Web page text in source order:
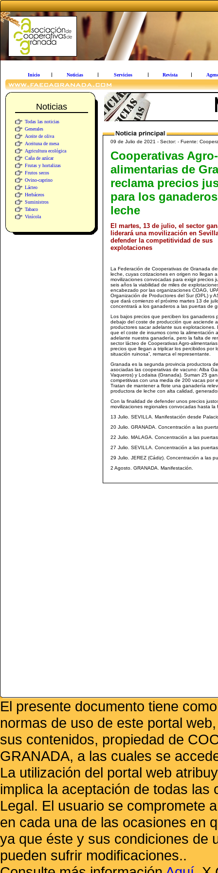
Inicio Noticias Servicios Revista
Noticias
Todas las noticias
Generales
Aceite de oliva
Aceituna de mesa
Agricultura ecológica
Caña de azúcar
Frutas y hortalizas
Frutos secos
Ovino-caprino
Lácteo
Herbáceos
Suministros
Tabaco
Vinícola
09 de Julio de 2021 - Sector: - Fuente:
Cooperativas Agro-
alimentarias de
reclama precios
para los
leche
El martes, 13 de julio, el sector
liderará una movilización en
defender la competitividad de sus
explotaciones
La Federación de Cooperativas de Granada
leche, cuyas cotizaciones en origen no llegan
movilizaciones convocadas para exigir precios
seis años la viabilidad de miles de
encabezado por las organizaciones COAG,
Organización de Productores del Sur (OPL) y
que dará comienzo el próximo martes 13 de
concentrará a los ganaderos a las puertas de
Los bajos precios que perciben los ganaderos
debajo del coste de producción que asciende
productores sacar adelante sus
que el coste de insumos como la alimentación
adelante nuestra ganadería, pero la falta de
sector lácteo de Cooperativas Agro-
precios que llegan a triplicar los percibidos por
situación ruinosa”, remarca el representante.
Granada es la segunda provincia productora
asociadas las cooperativas de vacuno: Alba
Vaqueros) y Lodaisa (Granada). Suman 25
competitivas con una media de 200 vacas por
Tratan de mantener a flote una ganadería
productora de leche con alta calidad,
Con la finalidad de defender unos precios
movilizaciones regionales convocadas hasta la
13 Julio. SEVILLA. Manifestación desde
20 Julio. GRANADA. Concentración a las
22 Julio. MALAGA. Concentración a las
27 Julio. SEVILLA. Concentración a las
29 Julio. JEREZ (Cádiz). Concentración a las
2 Agosto. GRANADA. Manifestación.
El presente documento tiene
normas de uso de este portal
sus contenidos, propiedad de
GRANADA, a las cuales se
La utilización del portal web
implica la aceptación de todas
Legal. El usuario se compromete
en cada una de las ocasiones en
ya que éste y sus condiciones de
pueden sufrir modificaciones..